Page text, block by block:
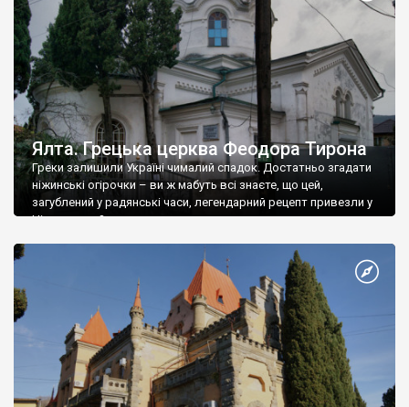
Ялта. Грецька церква Феодора Тирона
Греки залишили Україні чималий спадок. Достатньо згадати
ніжинські огірочки – ви ж мабуть всі знаєте, що цей,
загублений у радянські часи, легендарний рецепт привезли у
Ніжин греки?